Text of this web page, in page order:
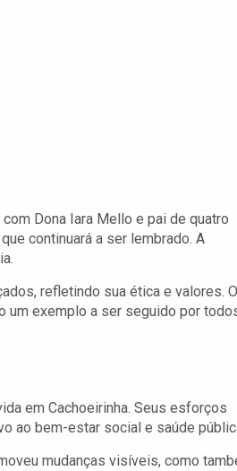
Dona Iara Mello e pai de quatro
continuará a ser lembrado. A
refletindo sua ética e valores. O
um exemplo a ser seguido por
em Cachoeirinha. Seus esforços
ao bem-estar social e saúde
mudanças visíveis, como